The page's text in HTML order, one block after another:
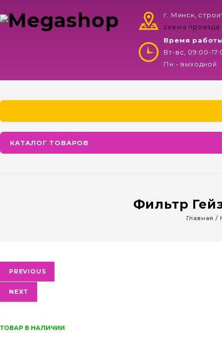
г. Минск,
схема проезда
Время
Вт-вс, 09:00-
Пн - выходной
КАТАЛОГ ТОВАРОВ
Фильтр
Главная /
PREVIOUS
NEXT
ТОВАР В НАЛИЧИИ